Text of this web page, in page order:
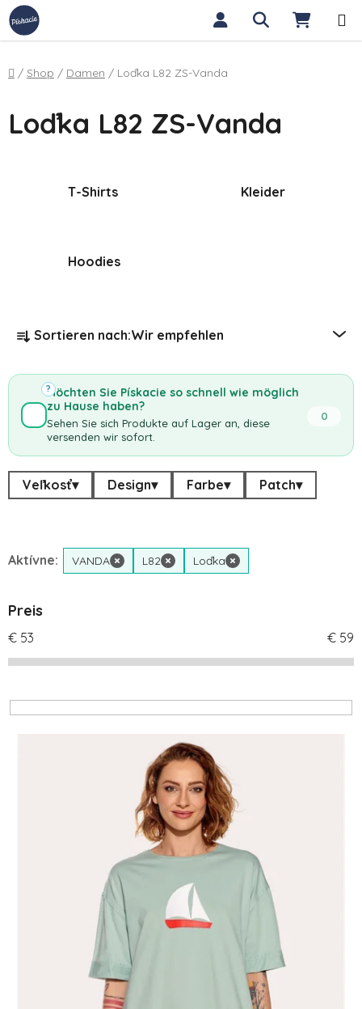
Zum Inhalt springen Suchen
Startseite
/ Shop / Damen / Loďka L82 ZS-Vanda
Loďka L82 ZS-Vanda
T-Shirts Kleider
Hoodies
Sortieren nach:Wir empfehlen
Möchten Sie Pískacie so schnell wie möglich
zu Hause haben?
Sehen Sie sich Produkte auf Lager an, diese
versenden wir sofort.
0
?
Veľkosť▾ Design▾ Farbe▾ Patch▾
Aktívne: VANDA × L82 × Loďka ×
Preis
€ 53 € 59
Liste der Produkte